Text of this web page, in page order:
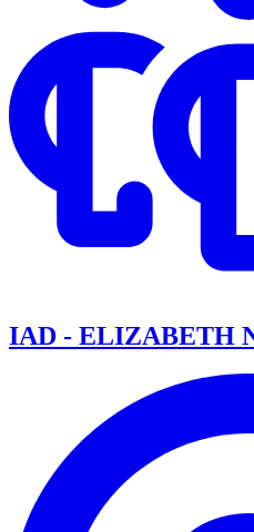
IAD - ELIZABETH